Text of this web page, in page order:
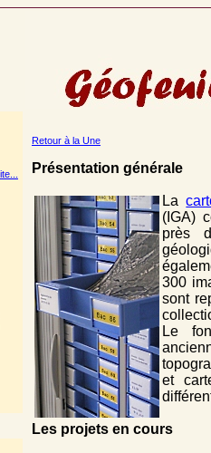
Retour à la Une
Présentation générale
La
(IGA)
près
300
sont
Le
et
Les projets en cours